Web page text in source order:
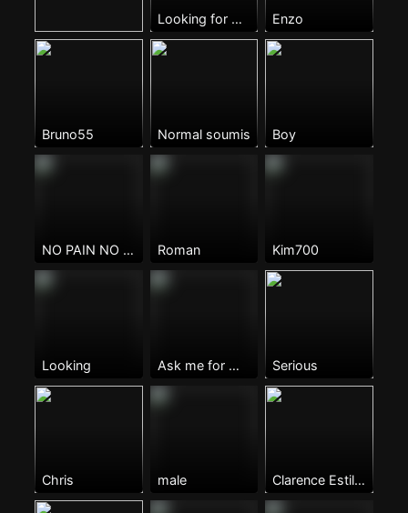
Looking for Daddy Enzo
Bruno55 Normal soumis Boy
NO PAIN NO GAIN Roman Kim700
Looking Ask me for more information. Into chatting,dating,meeting... Serious
Chris male Clarence Estillero